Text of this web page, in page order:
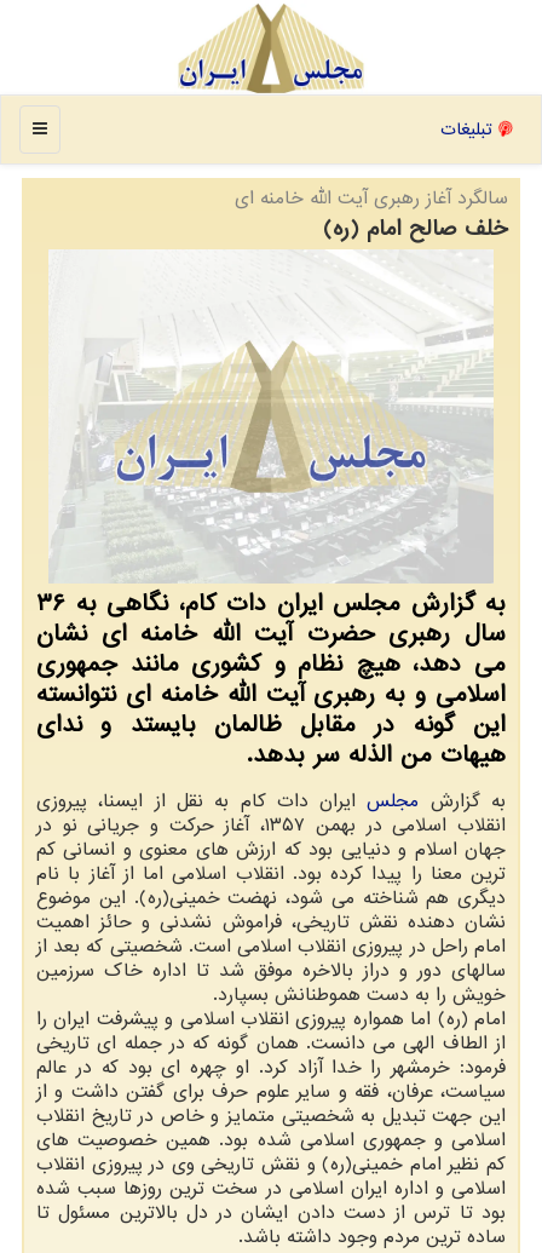
منو تبلیغات
سالگرد آغاز رهبری آیت الله خامنه ای
خلف صالح امام (ره)
به گزارش مجلس ایران دات کام، نگاهی به ۳۶
سال رهبری حضرت آیت الله خامنه ای نشان
می دهد، هیچ نظام و کشوری مانند جمهوری
اسلامی و به رهبری آیت الله خامنه ای نتوانسته
این گونه در مقابل ظالمان بایستد و ندای
هیهات من الذله سر بدهد.
به گزارش مجلسایران دات کام به نقل از ایسنا، پیروزی
انقلاب اسلامی در بهمن ۱۳۵۷، آغاز حرکت و جریانی نو در
جهان اسلام و دنیایی بود که ارزش های معنوی و انسانی کم
ترین معنا را پیدا کرده بود. انقلاب اسلامی اما از آغاز با نام
دیگری هم شناخته می شود، نهضت خمینی(ره). این موضوع
نشان دهنده نقش تاریخی، فراموش نشدنی و حائز اهمیت
امام راحل در پیروزی انقلاب اسلامی است. شخصیتی که بعد از
سالهای دور و دراز بالاخره موفق شد تا اداره خاک سرزمین
خویش را به دست هموطنانش بسپارد.
امام (ره) اما همواره پیروزی انقلاب اسلامی و پیشرفت ایران را
از الطاف الهی می دانست. همان گونه که در جمله ای تاریخی
فرمود: خرمشهر را خدا آزاد کرد. او چهره ای بود که در عالم
سیاست، عرفان، فقه و سایر علوم حرف برای گفتن داشت و از
این جهت تبدیل به شخصیتی متمایز و خاص در تاریخ انقلاب
اسلامی و جمهوری اسلامی شده بود. همین خصوصیت های
کم نظیر امام خمینی(ره) و نقش تاریخی وی در پیروزی انقلاب
اسلامی و اداره ایران اسلامی در سخت ترین روزها سبب شده
بود تا ترس از دست دادن ایشان در دل بالاترین مسئول تا
ساده ترین مردم وجود داشته باشد.